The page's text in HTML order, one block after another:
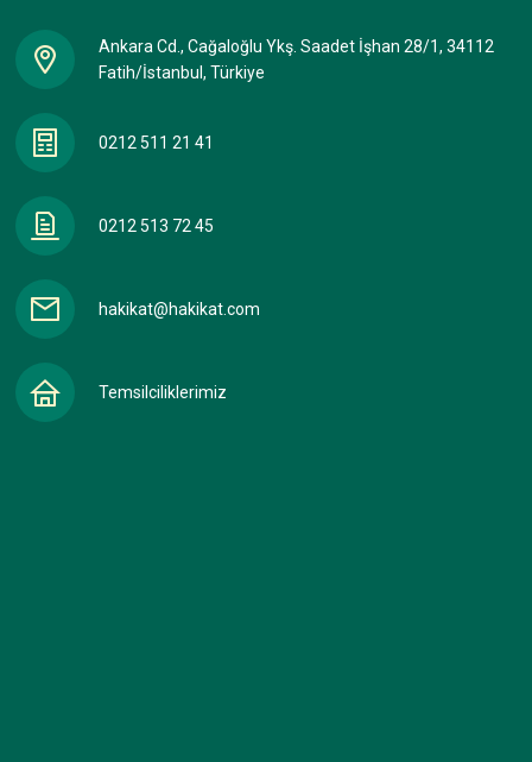
Ankara Cd., Cağaloğlu Ykş. Saadet İşhan 28/1, 34112
Fatih/İstanbul, Türkiye
0212 511 21 41
0212 513 72 45
hakikat@hakikat.com
Temsilciliklerimiz